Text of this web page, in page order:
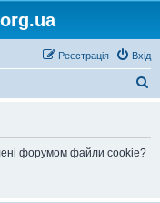
Вхід
Реєстрація
форумом файли cookie?